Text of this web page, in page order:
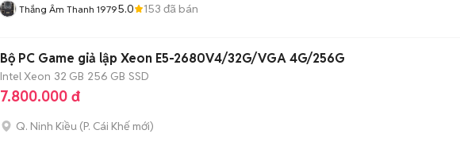
Thắng Âm Thanh 19795.0 153 đã bán
Bộ PC Game giả lập Xeon E5-2680V4/32G/VGA 4G/256G
Intel Xeon 32 GB 256 GB SSD
7.800.000 đ
Q. Ninh Kiều (P. Cái Khế mới)